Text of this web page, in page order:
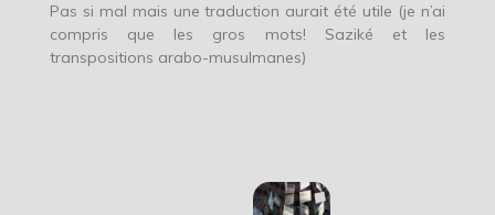
Pas si mal mais une traduction aurait été utile (je n’ai
compris que les gros mots! Saziké et les
transpositions arabo-musulmanes)